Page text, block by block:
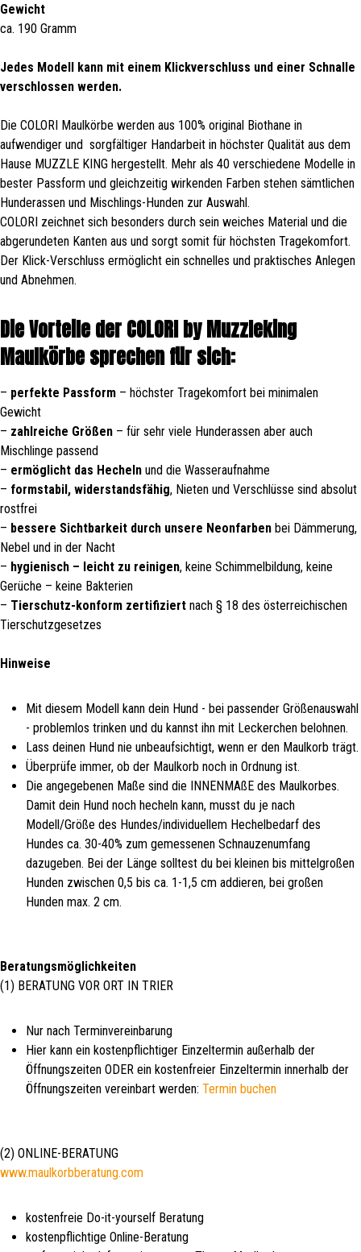
Gewicht
ca. 190 Gramm
Jedes Modell kann mit einem Klickverschluss und einer Schnalle
verschlossen werden.
Die COLORI Maulkörbe werden aus 100% original Biothane in
aufwendiger und sorgfältiger Handarbeit in höchster Qualität aus dem
Hause MUZZLE KING hergestellt. Mehr als 40 verschiedene Modelle in
bester Passform und gleichzeitig wirkenden Farben stehen sämtlichen
Hunderassen und Mischlings-Hunden zur Auswahl.
COLORI zeichnet sich besonders durch sein weiches Material und die
abgerundeten Kanten aus und sorgt somit für höchsten Tragekomfort.
Der Klick-Verschluss ermöglicht ein schnelles und praktisches Anlegen
und Abnehmen.
Die Vorteile der COLORI by Muzzleking
Maulkörbe sprechen für sich:
– perfekte Passform – höchster Tragekomfort bei minimalen
Gewicht
– zahlreiche Größen – für sehr viele Hunderassen aber auch
Mischlinge passend
– ermöglicht das Hecheln und die Wasseraufnahme
– formstabil, widerstandsfähig, Nieten und Verschlüsse sind absolut
rostfrei
– bessere Sichtbarkeit durch unsere Neonfarben bei Dämmerung,
Nebel und in der Nacht
– hygienisch – leicht zu reinigen, keine Schimmelbildung, keine
Gerüche – keine Bakterien
– Tierschutz-konform zertifiziert nach § 18 des österreichischen
Tierschutzgesetzes
Hinweise
Mit diesem Modell kann dein Hund - bei passender Größenauswahl
- problemlos trinken und du kannst ihn mit Leckerchen belohnen.
Lass deinen Hund nie unbeaufsichtigt, wenn er den Maulkorb trägt.
Überprüfe immer, ob der Maulkorb noch in Ordnung ist.
Die angegebenen Maße sind die INNENMAßE des Maulkorbes.
Damit dein Hund noch hecheln kann, musst du je nach
Modell/Größe des Hundes/individuellem Hechelbedarf des
Hundes ca. 30-40% zum gemessenen Schnauzenumfang
dazugeben. Bei der Länge solltest du bei kleinen bis mittelgroßen
Hunden zwischen 0,5 bis ca. 1-1,5 cm addieren, bei großen
Hunden max. 2 cm.
Beratungsmöglichkeiten
(1) BERATUNG VOR ORT IN TRIER
Nur nach Terminvereinbarung
Hier kann ein kostenpflichtiger Einzeltermin außerhalb der
Öffnungszeiten ODER ein kostenfreier Einzeltermin innerhalb der
Öffnungszeiten vereinbart werden: Termin buchen
(2) ONLINE-BERATUNG
www.maulkorbberatung.com
kostenfreie Do-it-yourself Beratung
kostenpflichtige Online-Beratung